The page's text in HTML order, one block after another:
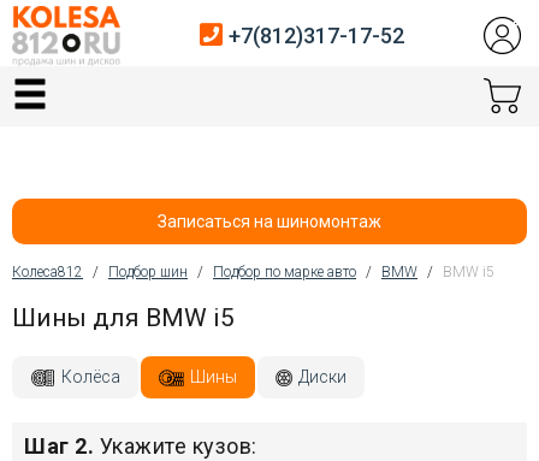
Главная
Автосервис
Датчики давления
Услуги шиномонтажа
+7(812)317-17-52
Записаться на шиномонтаж
Вы здесь
Колеса812 / Подбор шин / Подбор по марке авто / BMW / BMW i5
Шины для BMW i5
Колёса Шины Диски
Шаг 2. Укажите кузов: